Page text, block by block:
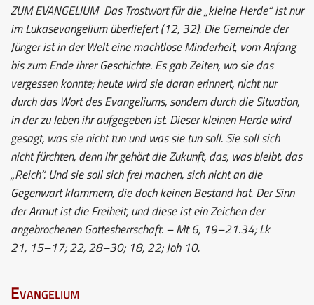
ZUM EVANGELIUMDas Trostwort für die „kleine Herde“ ist nur
im Lukasevangelium überliefert (12, 32). Die Gemeinde der
Jünger ist in der Welt eine machtlose Minderheit, vom Anfang
bis zum Ende ihrer Geschichte. Es gab Zeiten, wo sie das
vergessen konnte; heute wird sie daran erinnert, nicht nur
durch das Wort des Evangeliums, sondern durch die Situation,
in der zu leben ihr aufgegeben ist. Dieser kleinen Herde wird
gesagt, was sie nicht tun und was sie tun soll. Sie soll sich
nicht fürchten, denn ihr gehört die Zukunft, das, was bleibt, das
„Reich“. Und sie soll sich frei machen, sich nicht an die
Gegenwart klammern, die doch keinen Bestand hat. Der Sinn
der Armut ist die Freiheit, und diese ist ein Zeichen der
angebrochenen Gottesherrschaft. – Mt 6, 19–21.34; Lk
21, 15–17; 22, 28–30; 18, 22; Joh 10.
Evangelium